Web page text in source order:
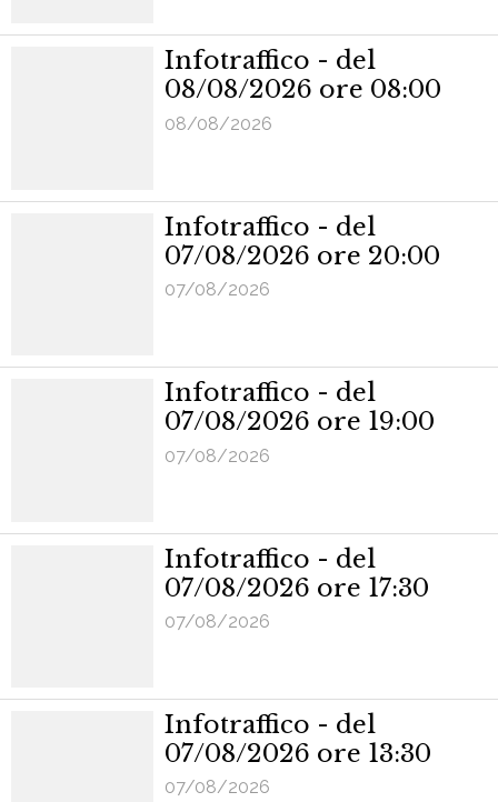
Infotraffico - del
08/08/2026 ore 08:00
08/08/2026
Infotraffico - del
07/08/2026 ore 20:00
07/08/2026
Infotraffico - del
07/08/2026 ore 19:00
07/08/2026
Infotraffico - del
07/08/2026 ore 17:30
07/08/2026
Infotraffico - del
07/08/2026 ore 13:30
07/08/2026